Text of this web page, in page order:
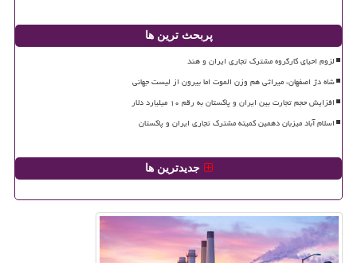
پربحث ترین ها
لزوم احیای کارگروه مشترک تجاری ایران و هند
شاه دژ اصفهان، میراثی هم وزن الموت اما بیرون از لیست جهانی
افزایش حجم تجارت بین ایران و پاکستان به رقم ۱۰ میلیارد دلار
اسلام آباد میزبان دهمین کمیته مشترک تجاری ایران و پاکستان
جدیدترین ها